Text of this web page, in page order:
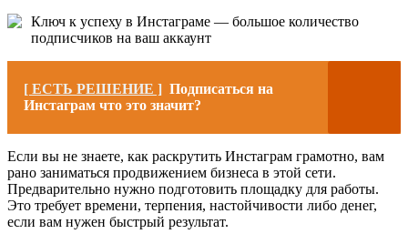
Ключ к успеху в Инстаграме — большое количество
подписчиков на ваш аккаунт
[ ЕСТЬ РЕШЕНИЕ ] Подписаться на
Инстаграм что это значит?
Если вы не знаете, как раскрутить Инстаграм грамотно, вам
рано заниматься продвижением бизнеса в этой сети.
Предварительно нужно подготовить площадку для работы.
Это требует времени, терпения, настойчивости либо денег,
если вам нужен быстрый результат.